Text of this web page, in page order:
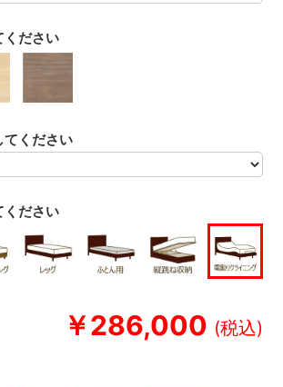
￥286,000
ください
てください
ください